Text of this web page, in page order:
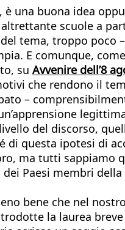
una buona idea
scuole a
tema, troppo poco
E comunque,
su Avvenire dell’8
che rendono il
–
del discorso,
questa ipotesi di
ma tutti sappiamo
Paesi membri della
bene che nel
la laurea